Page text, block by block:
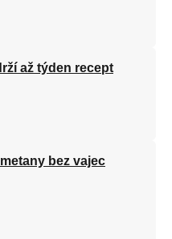
až týden recept
bez vajec